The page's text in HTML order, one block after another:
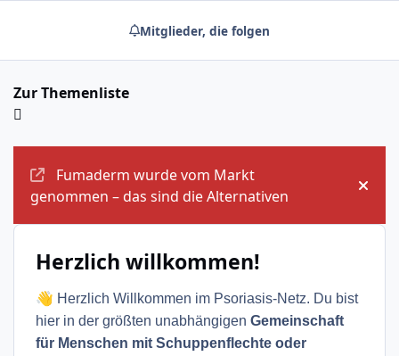
Mitglieder, die folgen
Zur Themenliste
Fumaderm wurde vom Markt
genommen – das sind die Alternativen
Herzlich willkommen!
👋 Herzlich Willkommen im Psoriasis-Netz. Du bist
hier in der größten unabhängigen Gemeinschaft
für Menschen mit Schuppenflechte oder